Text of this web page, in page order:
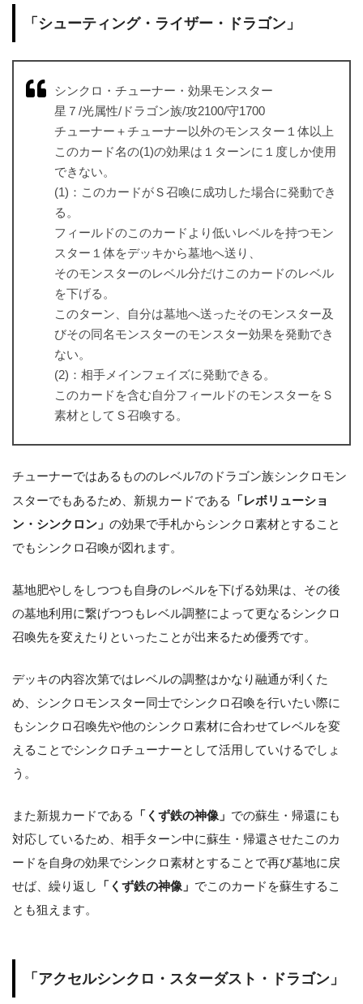
「シューティング・ライザー・ドラゴン」
シンクロ・チューナー・効果モンスター
星７/光属性/ドラゴン族/攻2100/守1700
チューナー＋チューナー以外のモンスター１体以上
このカード名の(1)の効果は１ターンに１度しか使用
できない。
(1)：このカードがＳ召喚に成功した場合に発動でき
る。
フィールドのこのカードより低いレベルを持つモン
スター１体をデッキから墓地へ送り、
そのモンスターのレベル分だけこのカードのレベル
を下げる。
このターン、自分は墓地へ送ったそのモンスター及
びその同名モンスターのモンスター効果を発動でき
ない。
(2)：相手メインフェイズに発動できる。
このカードを含む自分フィールドのモンスターをＳ
素材としてＳ召喚する。
チューナーではあるもののレベル7のドラゴン族シンクロモン
スターでもあるため、新規カードである
「レボリューショ
ン・シンクロン」 の効果で手札からシンクロ素材とすること
でもシンクロ召喚が図れます。
墓地肥やしをしつつも自身のレベルを下げる効果は、その後
の墓地利用に繋げつつもレベル調整によって更なるシンクロ
召喚先を変えたりといったことが出来るため優秀です。
デッキの内容次第ではレベルの調整はかなり融通が利くた
め、シンクロモンスター同士でシンクロ召喚を行いたい際に
もシンクロ召喚先や他のシンクロ素材に合わせてレベルを変
えることでシンクロチューナーとして活用していけるでしょ
う。
また新規カードである 「くず鉄の神像」 での蘇生・帰還にも
対応しているため、相手ターン中に蘇生・帰還させたこのカ
ードを自身の効果でシンクロ素材とすることで再び墓地に戻
せば、繰り返し
「くず鉄の神像」 でこのカードを蘇生するこ
とも狙えます。
「アクセルシンクロ・スターダスト・ドラゴン」